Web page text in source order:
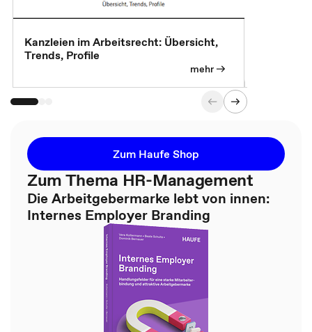
Kanzleien im Arbeitsrecht: Übersicht,
Trends, Profile
mehr
Zum Haufe Shop
Zum Thema HR-Management
Die Arbeitgebermarke lebt von innen:
Internes Employer Branding